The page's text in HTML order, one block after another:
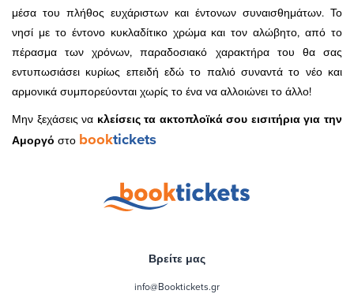
μέσα του πλήθος ευχάριστων και έντονων συναισθημάτων. Το
νησί με το έντονο κυκλαδίτικο χρώμα και τον αλώβητο, από το
πέρασμα των χρόνων, παραδοσιακό χαρακτήρα του θα σας
εντυπωσιάσει κυρίως επειδή εδώ το παλιό συναντά το νέο και
αρμονικά συμπορεύονται χωρίς το ένα να αλλοιώνει το άλλο!
Μην ξεχάσεις να κλείσεις τα ακτοπλοϊκά σου εισιτήρια για την
Αμοργό στο booktickets
Βρείτε μας
info@Booktickets.gr